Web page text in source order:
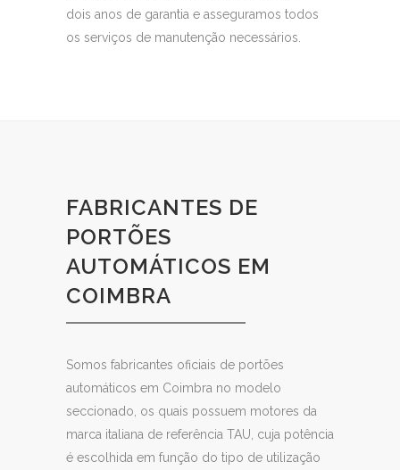
dois anos de garantia e asseguramos todos
os serviços de manutenção necessários.
FABRICANTES DE
PORTÕES
AUTOMÁTICOS EM
COIMBRA
Somos fabricantes oficiais de portões
automáticos em Coimbra no modelo
seccionado, os quais possuem motores da
marca italiana de referência TAU, cuja potência
é escolhida em função do tipo de utilização